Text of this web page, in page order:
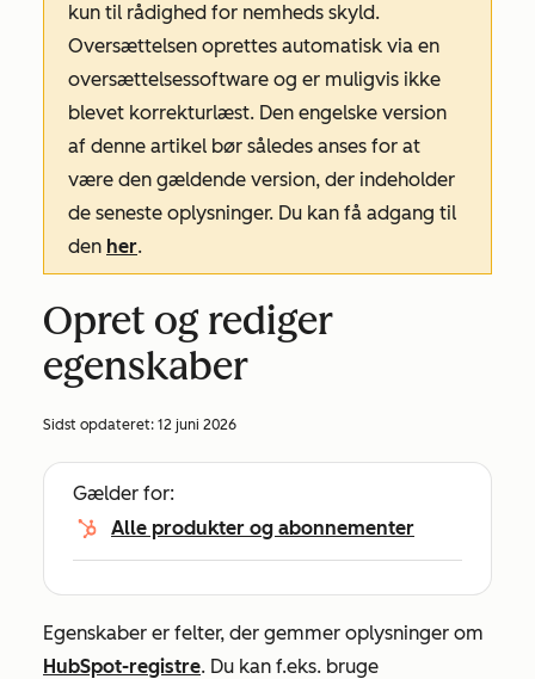
kun til rådighed for nemheds skyld.
Oversættelsen oprettes automatisk via en
oversættelsessoftware og er muligvis ikke
blevet korrekturlæst. Den engelske version
af denne artikel bør således anses for at
være den gældende version, der indeholder
de seneste oplysninger. Du kan få adgang til
den her.
Opret og rediger
egenskaber
Sidst opdateret: 12 juni 2026
Gælder for:
Alle produkter og abonnementer
Egenskaber er felter, der gemmer oplysninger om
HubSpot-registre. Du kan f.eks. bruge